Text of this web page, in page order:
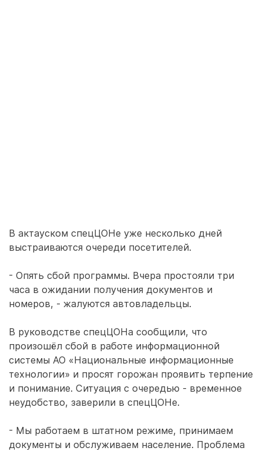
В актауском спецЦОНе уже несколько дней
выстраиваются очереди посетителей.
- Опять сбой программы. Вчера простояли три
часа в ожидании получения документов и
номеров, - жалуются автовладельцы.
В руководстве спецЦОНа сообщили, что
произошёл сбой в работе информационной
системы АО «Национальные информационные
технологии» и просят горожан проявить терпение
и понимание. Ситуация с очередью - временное
неудобство, заверили в спецЦОНе.
- Мы работаем в штатном режиме, принимаем
документы и обслуживаем население. Проблема